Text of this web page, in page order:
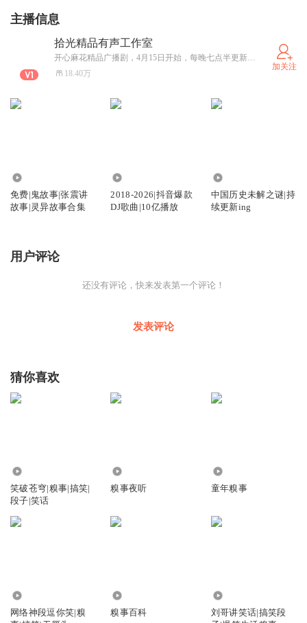
主播信息
拾光精品有声工作室
开心麻花精品广播剧，4月15日开始，每晚七点半更新，欢迎大家订阅收听！
18.40万
加关注
免费|鬼故事|张震讲
故事|灵异故事合集
2018-2026|抖音爆款
DJ歌曲|10亿播放
中国历史未解之谜|持
续更新ing
用户评论
还没有评论，快来发表第一个评论！
发表评论
猜你喜欢
笑破苍穹|糗事|搞笑|
段子|笑话
糗事夜听 童年糗事
网络神段逗你笑|糗
糗事百科
刘哥讲笑话|搞笑段